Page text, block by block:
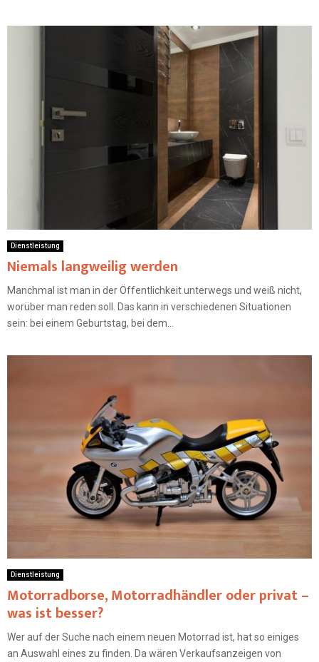
Dienstleistung
Niemals langweilig werden
Manchmal ist man in der Öffentlichkeit unterwegs und weiß nicht,
worüber man reden soll. Das kann in verschiedenen Situationen
sein: bei einem Geburtstag, bei dem...
Dienstleistung
Motorradborse, Motorradhändler oder privat –
was ist besser?
Wer auf der Suche nach einem neuen Motorrad ist, hat so einiges
an Auswahl eines zu finden. Da wären Verkaufsanzeigen von